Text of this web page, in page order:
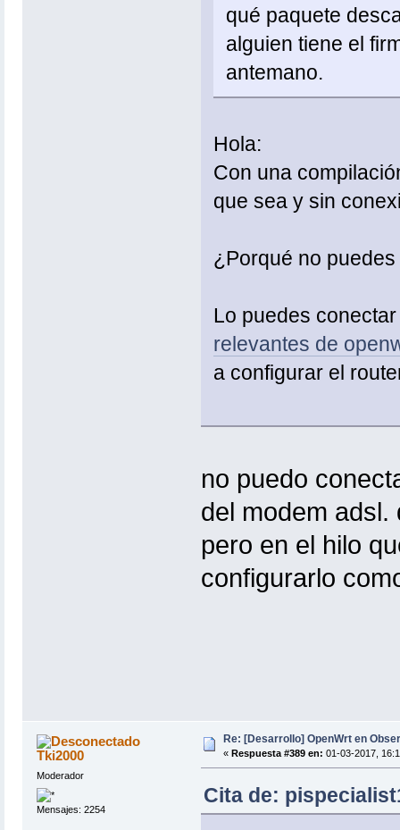
qué paquete
alguien tiene el
antemano.
Hola:
Con una
que sea y sin
¿Porqué no
Lo puedes
relevantes de
a configurar el
no puedo
del modem adsl.
pero en el hilo
configurarlo
Tki2000
Moderador
Mensajes: 2254
Re: [Desarrollo] OpenWrt en
« Respuesta #389 en: 01-03-2017,
Cita de: